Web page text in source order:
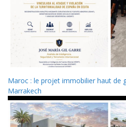
Maroc : le projet immobilier haut de
Marrakech